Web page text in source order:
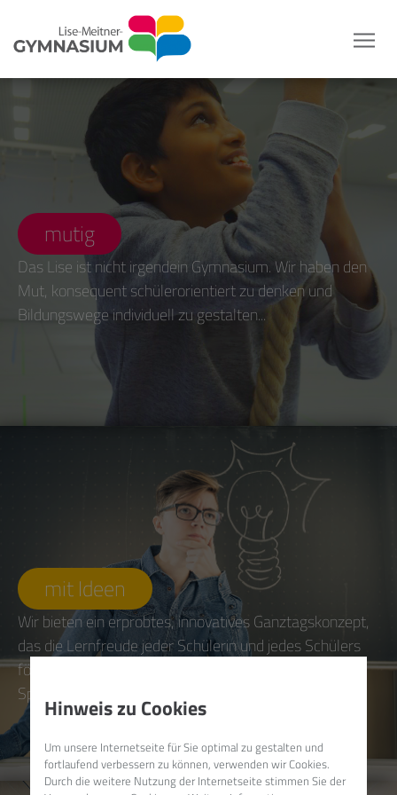
mutig
Das Lise ist nicht irgendein Gymnasium. Wir haben den
Mut, konsequent schülerorientiert zu denken und
Bildungswege individuell zu gestalten...
mit Ideen
Wir bieten ein erprobtes, innovatives Ganztagskonzept,
das die Lernfreude jeder Schülerin und jedes Schülers
fördert, Eltern einbindet und einen möglichst großen
Spielraum beim Lehren und Lernen ermöglicht...
Hinweis zu Cookies
Um unsere Internetseite für Sie optimal zu gestalten und
fortlaufend verbessern zu können, verwenden wir Cookies.
Durch die weitere Nutzung der Internetseite stimmen Sie der